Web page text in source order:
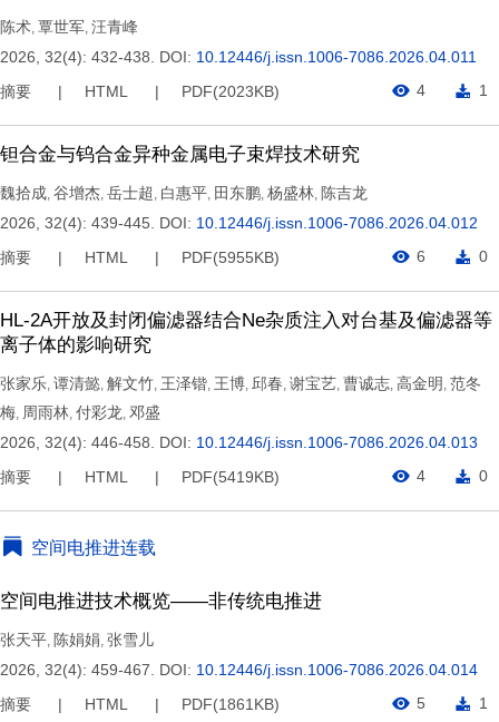
陈术, 覃世军, 汪青峰
2026, 32(4): 432-438.
DOI: 10.12446/j.issn.1006-7086.2026.04.011
摘要
HTML PDF(2023KB) 4 1
钽合金与钨合金异种金属电子束焊技术研究
魏拾成, 谷增杰, 岳士超 , 白惠平, 田东鹏, 杨盛林, 陈吉龙
2026, 32(4): 439-445.
DOI: 10.12446/j.issn.1006-7086.2026.04.012
摘要
HTML PDF(5955KB) 6 0
HL-2A开放及封闭偏滤器结合Ne杂质注入对台基及偏滤器等
离子体的影响研究
张家乐, 谭清懿, 解文竹, 王泽锴, 王博, 邱春, 谢宝艺, 曹诚志, 高金明 , 范冬
梅, 周雨林, 付彩龙, 邓盛
2026, 32(4): 446-458.
DOI: 10.12446/j.issn.1006-7086.2026.04.013
摘要
HTML PDF(5419KB) 4 0
空间电推进连载
空间电推进技术概览——非传统电推进
张天平, 陈娟娟, 张雪儿
2026, 32(4): 459-467.
DOI: 10.12446/j.issn.1006-7086.2026.04.014
摘要
HTML PDF(1861KB) 5 1